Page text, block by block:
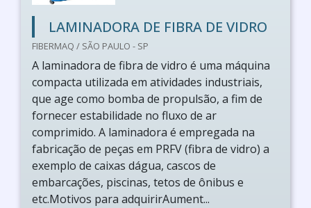
LAMINADORA DE FIBRA DE VIDRO
FIBERMAQ / SÃO PAULO - SP
A laminadora de fibra de vidro é uma máquina
compacta utilizada em atividades industriais,
que age como bomba de propulsão, a fim de
fornecer estabilidade no fluxo de ar
comprimido. A laminadora é empregada na
fabricação de peças em PRFV (fibra de vidro) a
exemplo de caixas dágua, cascos de
embarcações, piscinas, tetos de ônibus e
etc.Motivos para adquirirAument...